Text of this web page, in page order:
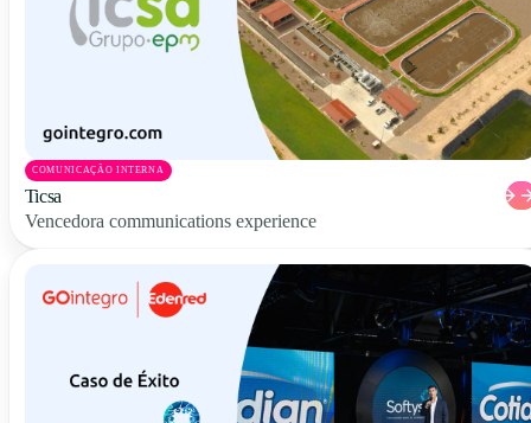
COMUNICAÇÃO INTERNA
Ticsa
Vencedora communications experience